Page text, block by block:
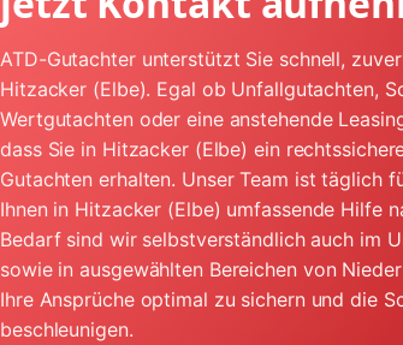
ATD-Gutachter unterstützt Sie schnell,
Hitzacker (Elbe). Egal ob Unfallgutachten,
Wertgutachten oder eine anstehende
dass Sie in Hitzacker (Elbe) ein
Gutachten erhalten. Unser Team ist täglich
Ihnen in Hitzacker (Elbe) umfassende Hilfe
Bedarf sind wir selbstverständlich auch im
sowie in ausgewählten Bereichen von
Ihre Ansprüche optimal zu sichern und die
beschleunigen.